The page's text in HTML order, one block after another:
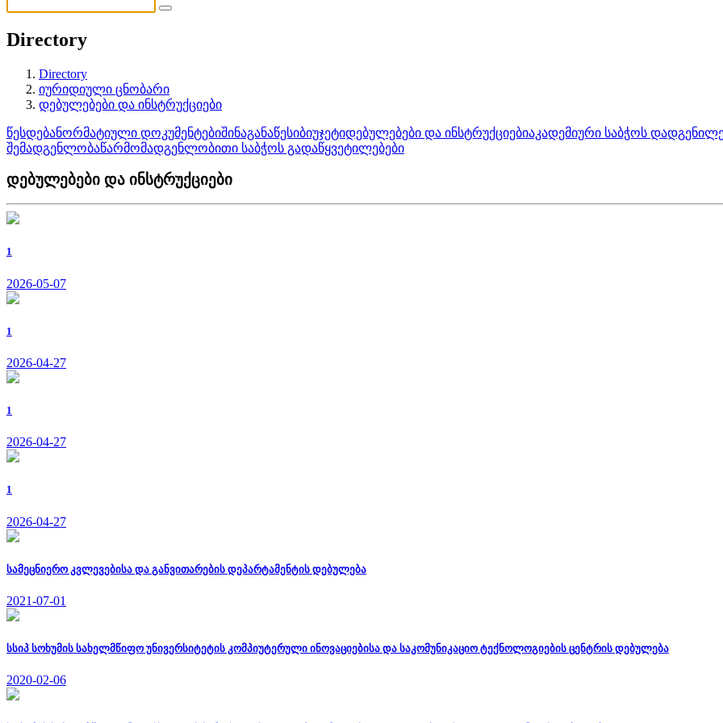
Directory
Directory
იურიდიული ცნობარი
დებულებები და ინსტრუქციები
წესდებანორმატიული დოკუმენტებიშინაგანაწესიბიუჯეტიდებულებები და ინსტრუქციებიაკადემიური საბჭოს
შემადგენლობაწარმომადგენლობითი საბჭოს გადაწყვეტილებები
დებულებები და ინსტრუქციები
1
2026-05-07
1
2026-04-27
1
2026-04-27
1
2026-04-27
სამეცნიერო კვლევებისა და განვითარების დეპარტამენტის დებულება
2021-07-01
სსიპ სოხუმის სახელმწიფო უნივერსიტეტის კომპიუტერული ინოვაციებისა და საკომუნიკაციო ტექნოლოგიების ცენტრის დებულება
2020-02-06